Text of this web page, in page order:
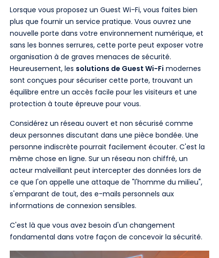
Lorsque vous proposez un Guest Wi-Fi, vous faites bien
plus que fournir un service pratique. Vous ouvrez une
nouvelle porte dans votre environnement numérique, et
sans les bonnes serrures, cette porte peut exposer votre
organisation à de graves menaces de sécurité.
Heureusement, les solutions de Guest Wi-Fi modernes
sont conçues pour sécuriser cette porte, trouvant un
équilibre entre un accès facile pour les visiteurs et une
protection à toute épreuve pour vous.
Considérez un réseau ouvert et non sécurisé comme
deux personnes discutant dans une pièce bondée. Une
personne indiscrète pourrait facilement écouter. C'est la
même chose en ligne. Sur un réseau non chiffré, un
acteur malveillant peut intercepter des données lors de
ce que l'on appelle une attaque de "l'homme du milieu",
s'emparant de tout, des e-mails personnels aux
informations de connexion sensibles.
C'est là que vous avez besoin d'un changement
fondamental dans votre façon de concevoir la sécurité.